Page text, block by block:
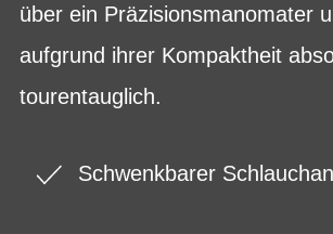
über ein Präzisionsmanomater
aufgrund ihrer Kompaktheit
tourentauglich.
Schwenkbarer